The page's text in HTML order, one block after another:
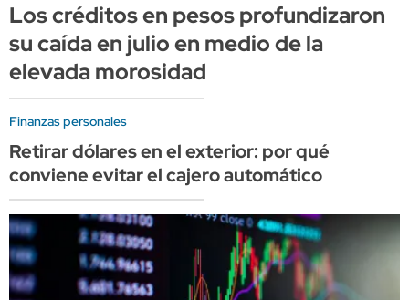
Los créditos en pesos profundizaron
su caída en julio en medio de la
elevada morosidad
Finanzas personales
Retirar dólares en el exterior: por qué
conviene evitar el cajero automático